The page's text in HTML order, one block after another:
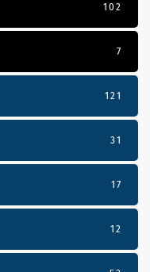
102
7
121
31
17
12